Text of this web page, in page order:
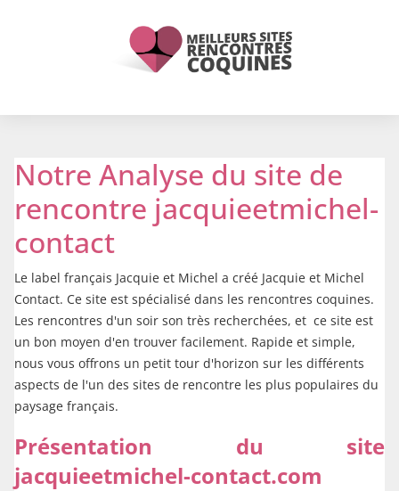
Notre Analyse du site de
rencontre jacquieetmichel-
contact
Le label français Jacquie et Michel a créé Jacquie et Michel
Contact. Ce site est spécialisé dans les rencontres coquines.
Les rencontres d'un soir son très recherchées, et ce site est
un bon moyen d'en trouver facilement. Rapide et simple,
nous vous offrons un petit tour d'horizon sur les différents
aspects de l'un des sites de rencontre les plus populaires du
paysage français.
Présentation du site
jacquieetmichel-contact.com